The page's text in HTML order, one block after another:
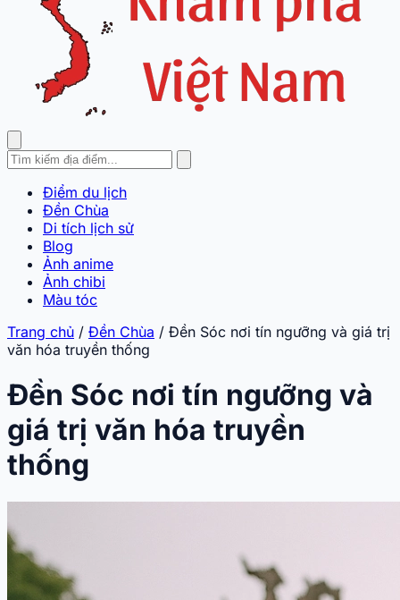
Điểm du lịch
Đền Chùa
Di tích lịch sử
Blog
Ảnh anime
Ảnh chibi
Màu tóc
Trang chủ / Đền Chùa / Đền Sóc nơi tín ngưỡng và giá trị
văn hóa truyền thống
Đền Sóc nơi tín ngưỡng và
giá trị văn hóa truyền
thống